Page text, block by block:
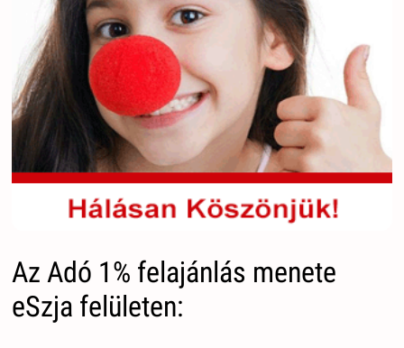
Az Adó 1% felajánlás menete
eSzja felületen: